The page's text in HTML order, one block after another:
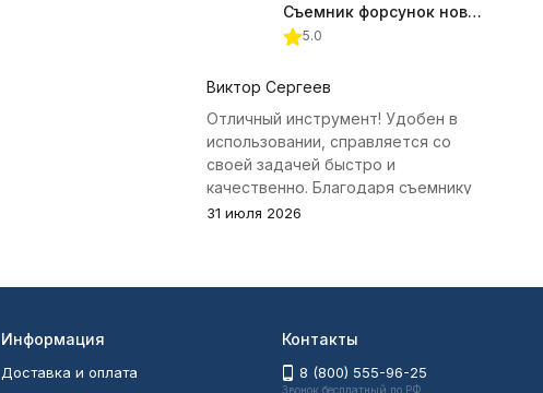
Съемник форсунок новых дизельных двигателей Jonnesway
5.0
Виктор Сергеев
Отличный инструмент! Удобен в
использовании, справляется со
своей задачей быстро и
качественно. Благодаря съемнику
удалось избежать лишних хлопот с
31 июля 2026
Информация
Доставка и оплата
Контакты
8 (800) 555-96-25
Звонок бесплатный по РФ